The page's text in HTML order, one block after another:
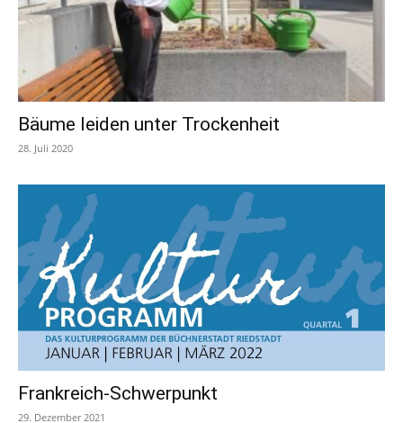
Bäume leiden unter Trockenheit
28. Juli 2020
Frankreich-Schwerpunkt
29. Dezember 2021